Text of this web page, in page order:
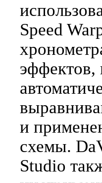
Speed
эффектов,
и
схемы.
Studio